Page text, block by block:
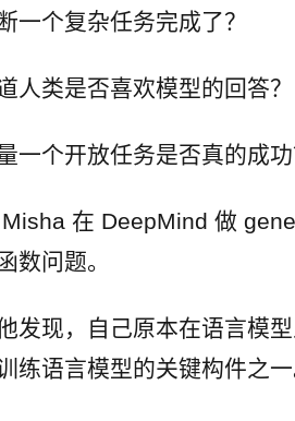
一个复杂任务完成了？
人类是否喜欢模型的回答？
一个开放任务是否真的成
在 DeepMind 做
数问题。
发现，自己原本在语言模
练语言模型的关键构件之